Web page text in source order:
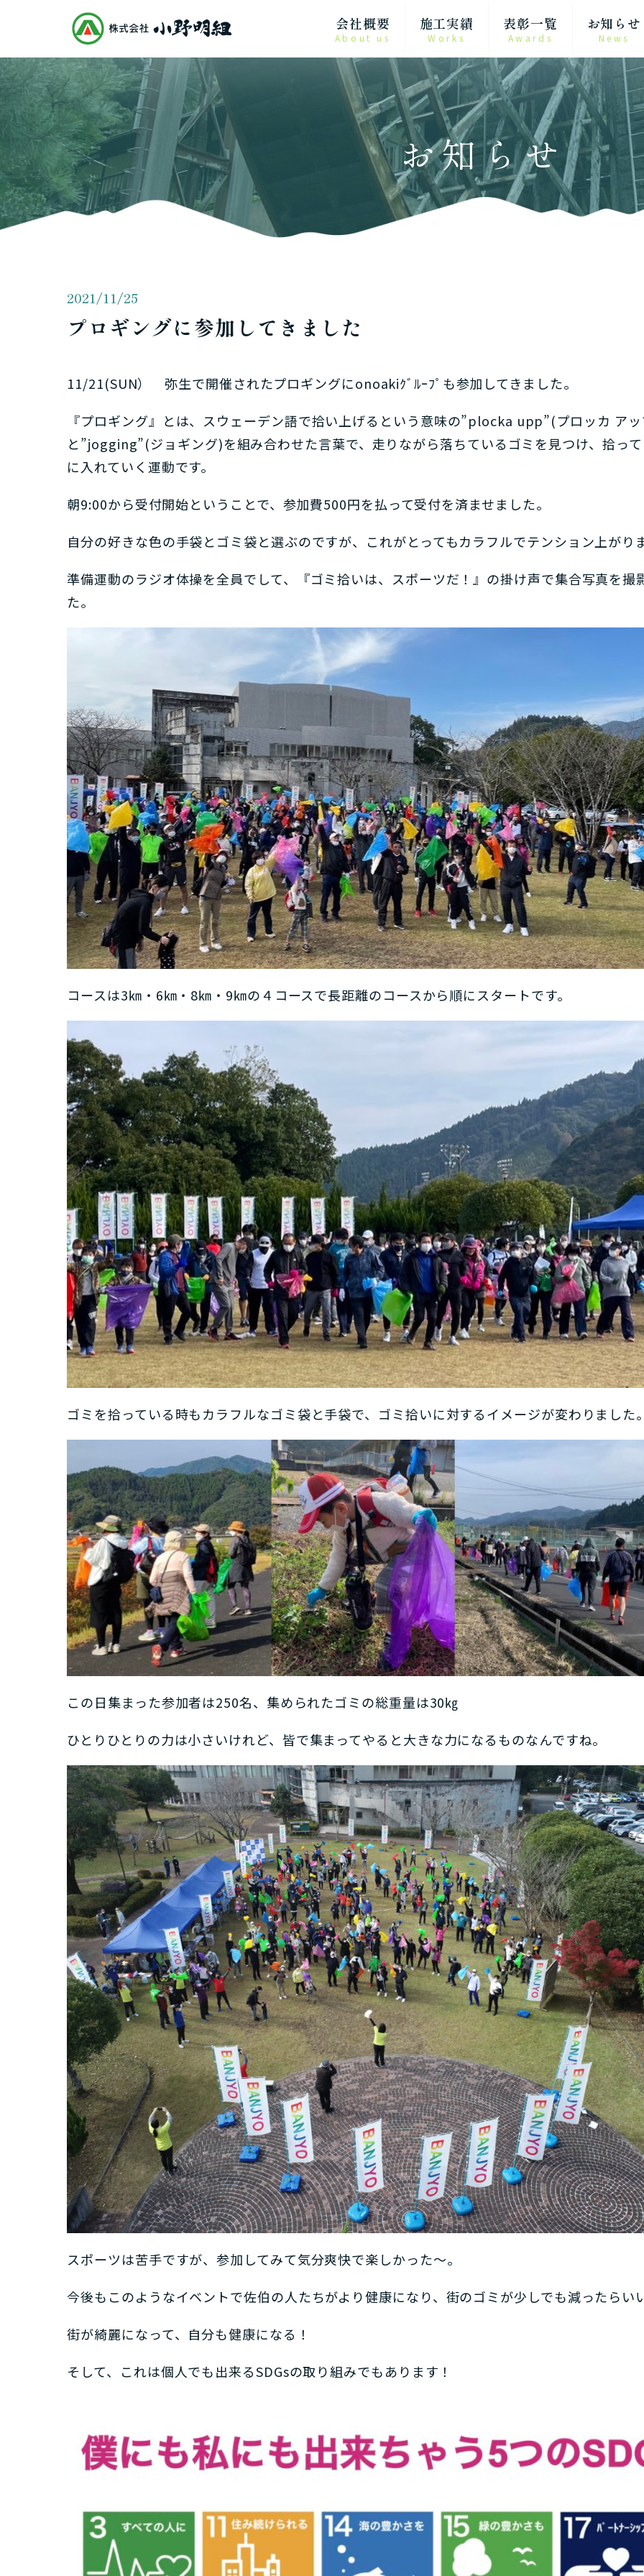
会社概要
About us
施工実績
Works
表彰一覧
Awards
お知らせ
News
お知らせ
2021/11/25
プロギングに参加してきました
11/21(SUN） 弥生で開催されたプロギングにonoakiｸﾞﾙｰﾌﾟも参加してきました。
『プロギング』とは、スウェーデン語で拾い上げるという意味の”plocka upp”(プロッカ ア
と”jogging”(ジョギング)を組み合わせた言葉で、走りながら落ちているゴミを見つけ、拾っ
に入れていく運動です。
朝9:00から受付開始ということで、参加費500円を払って受付を済ませました。
自分の好きな色の手袋とゴミ袋と選ぶのですが、これがとってもカラフルでテンション上がり
準備運動のラジオ体操を全員でして、『ゴミ拾いは、スポーツだ！』の掛け声で集合写真を撮
た。
コースは3㎞・6㎞・8㎞・9㎞の４コースで長距離のコースから順にスタートです。
ゴミを拾っている時もカラフルなゴミ袋と手袋で、ゴミ拾いに対するイメージが変わりました
この日集まった参加者は250名、集められたゴミの総重量は30㎏
ひとりひとりの力は小さいけれど、皆で集まってやると大きな力になるものなんですね。
スポーツは苦手ですが、参加してみて気分爽快で楽しかった～。
今後もこのようなイベントで佐伯の人たちがより健康になり、街のゴミが少しでも減ったらい
街が綺麗になって、自分も健康になる！
そして、これは個人でも出来るSDGsの取り組みでもあります！